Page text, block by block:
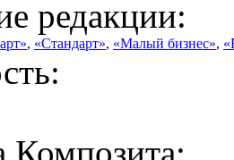
редакции:
, «Стандарт», «Малый бизнес»,